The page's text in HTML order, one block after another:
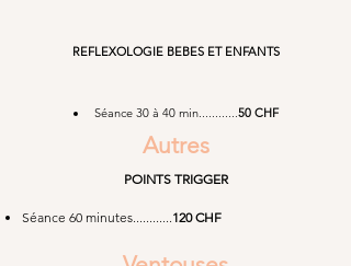
REFLEXOLOGIE BEBES ET ENFANTS
Séance 30 à 40 min............50 CHF
Autres
POINTS TRIGGER
Séance 60 minutes............120 CHF